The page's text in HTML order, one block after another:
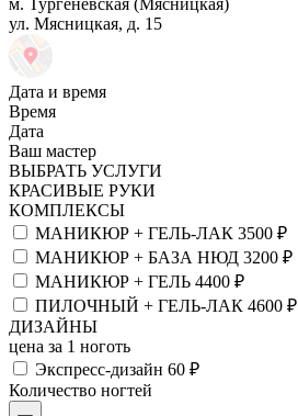
м. Тургеневская (Мясницкая)
ул. Мясницкая, д. 15
Дата и время
Время
Дата
Ваш мастер
ВЫБРАТЬ УСЛУГИ
КРАСИВЫЕ РУКИ
КОМПЛЕКСЫ
МАНИКЮР + ГЕЛЬ-ЛАК 3500 ₽
МАНИКЮР + БАЗА НЮД 3200 ₽
МАНИКЮР + ГЕЛЬ 4400 ₽
ПИЛОЧНЫЙ + ГЕЛЬ-ЛАК 4600 ₽
ДИЗАЙНЫ
цена за 1 ноготь
Экспресс-дизайн 60 ₽
Количество ногтей